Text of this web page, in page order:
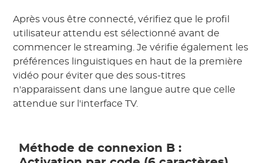
Après vous être connecté, vérifiez que le profil
utilisateur attendu est sélectionné avant de
commencer le streaming. Je vérifie également les
préférences linguistiques en haut de la première
vidéo pour éviter que des sous-titres
n'apparaissent dans une langue autre que celle
attendue sur l'interface TV.
Méthode de connexion B :